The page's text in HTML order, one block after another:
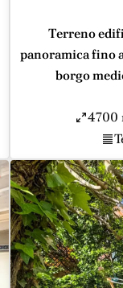
Terreno
panoramica fino
borgo
4700